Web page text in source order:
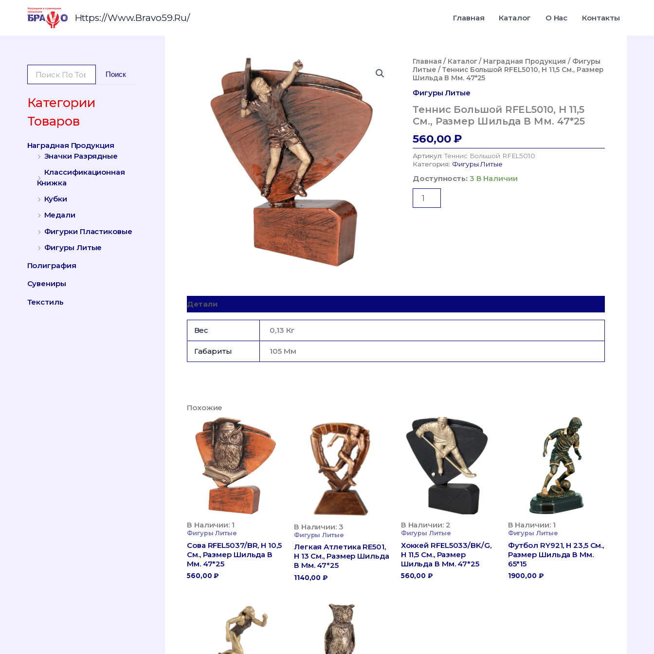
Содержимому
Https://www.bravo59.ru/ Главная Каталог О Нас Контакты
А
Т
Ь
Поиск
Категории
Товаров
Наградная Продукция
Значки Разрядные
Классификационная
Книжка
Кубки
Медали
Фигурки Пластиковые
Фигуры Литые
Полиграфия
Сувениры
Текстиль
Главная / Каталог/ Наградная Продукция / Фигуры
Литые/ Теннис Большой RFEL5010, H 11,5 См., Размер
Шильда В Мм. 47*25
Фигуры Литые
Теннис Большой RFEL5010, H 11,5
См., Размер Шильда В Мм. 47*25
560,00₽
Артикул:Теннис Большой RFEL5010
Категория: Фигуры Литые
Доступность: 3 В Наличии
Товара
Детали
Вес 0,13 Кг
Габариты 105 Мм
Похожие
В Наличии: 1
Фигуры Литые
Сова RFEL5037/BR, H 10,5
См., Размер Шильда В
Мм. 47*25
560,00₽
В Наличии: 3
Фигуры Литые
Легкая Атлетика RE501,
H 13 См., Размер Шильда
В Мм. 47*25
1140,00₽
В Наличии: 2
Фигуры Литые
Хоккей RFEL5033/BK/G,
H 11,5 См., Размер
Шильда В Мм. 47*25
560,00₽
В Наличии: 1
Фигуры Литые
Футбол RY921, H 23,5 См.,
Размер Шильда В Мм.
65*15
1900,00 ₽
RFEL5010,
Размер
Шильда
В